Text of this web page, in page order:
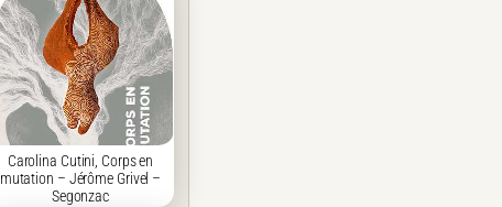
Carolina Cutini, Corps en
mutation – Jérôme Grivel –
Segonzac